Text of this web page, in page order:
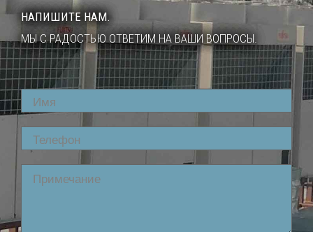
НАПИШИТЕ НАМ.
МЫ С РАДОСТЬЮ ОТВЕТИМ НА ВАШИ ВОПРОСЫ.
Name
Phone
Comment